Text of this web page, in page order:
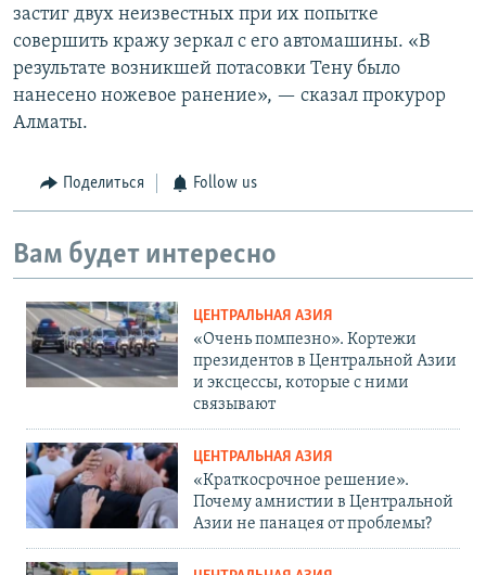
застиг двух неизвестных при их попытке
совершить кражу зеркал с его автомашины. «В
результате возникшей потасовки Тену было
нанесено ножевое ранение», — сказал прокурор
Алматы.
Поделиться Follow us
Вам будет интересно
ЦЕНТРАЛЬНАЯ АЗИЯ
«Очень помпезно». Кортежи
президентов в Центральной Азии
и эксцессы, которые с ними
связывают
ЦЕНТРАЛЬНАЯ АЗИЯ
«Краткосрочное решение».
Почему амнистии в Центральной
Азии не панацея от проблемы?